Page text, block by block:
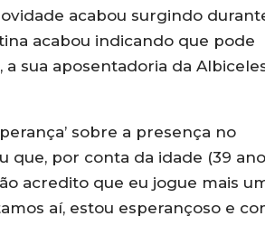
acabou surgindo
acabou indicando que pode
sua aposentadoria da
sobre a presença no
que, por conta da idade (39
acredito que eu jogue mais
aí, estou esperançoso e